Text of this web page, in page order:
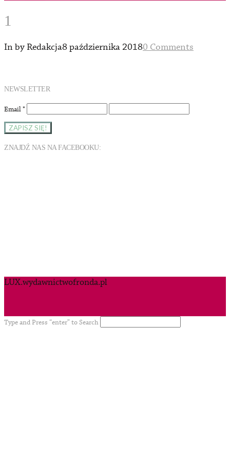
1
In by Redakcja8 października 20180 Comments
NEWSLETTER
Email*
ZNAJDŹ NAS NA FACEBOOKU:
LUX.wydawnictwofronda.pl
Type and Press “enter” to Search